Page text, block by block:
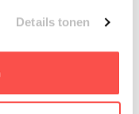
Details tonen
Hij geeft
breekt in zijn werk
benadering